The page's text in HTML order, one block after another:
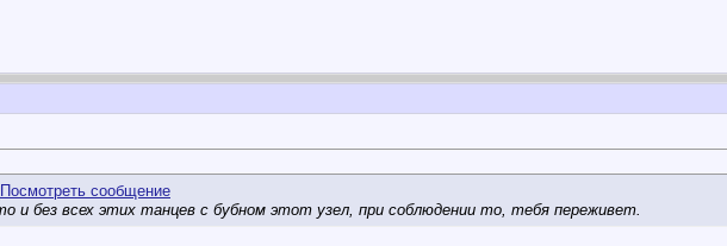
и без всех этих танцев с бубном этот узел, при соблюдении то, тебя переживет.